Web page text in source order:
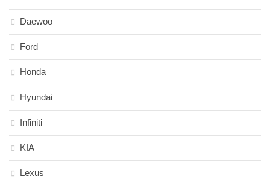
Daewoo
Ford
Honda
Hyundai
Infiniti
KIA
Lexus